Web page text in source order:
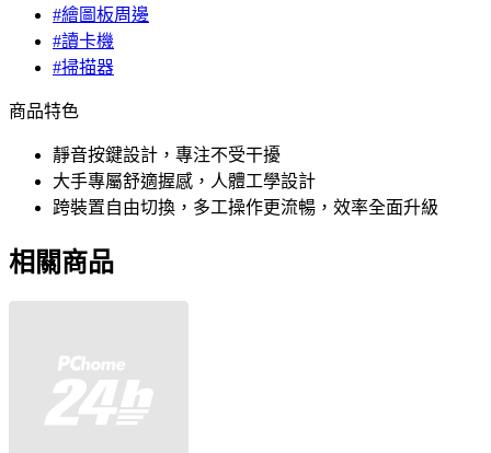
#繪圖板周邊
#讀卡機
#掃描器
商品特色
靜音按鍵設計，專注不受干擾
大手專屬舒適握感，人體工學設計
跨裝置自由切換，多工操作更流暢，效率全面升級
相關商品